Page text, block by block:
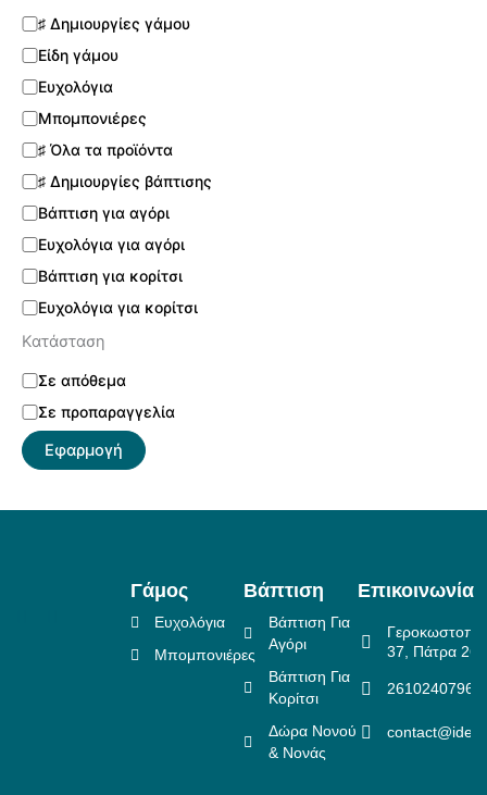
♯ Δημιουργίες γάμου
Είδη γάμου
Ευχολόγια
Μπομπονιέρες
♯ Όλα τα προϊόντα
♯ Δημιουργίες βάπτισης
Βάπτιση για αγόρι
Ευχολόγια για αγόρι
Βάπτιση για κορίτσι
Ευχολόγια για κορίτσι
Κατάσταση
Σε απόθεμα
Σε προπαραγγελία
Εφαρμογή
Γάμος
Ευχολόγια
Μπομπονιέρες
Βάπτιση
Βάπτιση Για
Αγόρι
Βάπτιση Για
Κορίτσι
Δώρα Νονού
& Νονάς
Επικοινωνία
37, Πάτρα
2610240796